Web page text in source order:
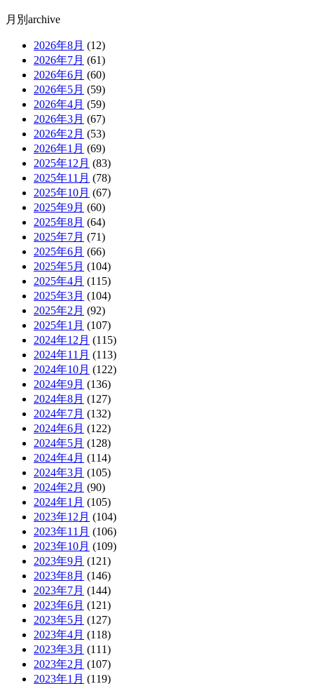
月別archive
2026年8月 (12)
2026年7月 (61)
2026年6月 (60)
2026年5月 (59)
2026年4月 (59)
2026年3月 (67)
2026年2月 (53)
2026年1月 (69)
2025年12月 (83)
2025年11月 (78)
2025年10月 (67)
2025年9月 (60)
2025年8月 (64)
2025年7月 (71)
2025年6月 (66)
2025年5月 (104)
2025年4月 (115)
2025年3月 (104)
2025年2月 (92)
2025年1月 (107)
2024年12月 (115)
2024年11月 (113)
2024年10月 (122)
2024年9月 (136)
2024年8月 (127)
2024年7月 (132)
2024年6月 (122)
2024年5月 (128)
2024年4月 (114)
2024年3月 (105)
2024年2月 (90)
2024年1月 (105)
2023年12月 (104)
2023年11月 (106)
2023年10月 (109)
2023年9月 (121)
2023年8月 (146)
2023年7月 (144)
2023年6月 (121)
2023年5月 (127)
2023年4月 (118)
2023年3月 (111)
2023年2月 (107)
2023年1月 (119)